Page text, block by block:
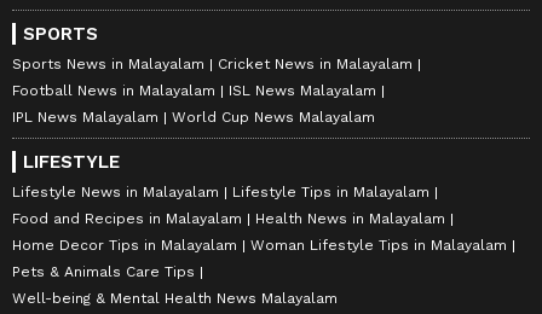
SPORTS
Sports News in Malayalam
Cricket News in Malayalam
Football News in Malayalam
ISL News Malayalam
IPL News Malayalam
World Cup News Malayalam
LIFESTYLE
Lifestyle News in Malayalam
Lifestyle Tips in Malayalam
Food and Recipes in Malayalam
Health News in Malayalam
Home Decor Tips in Malayalam
Woman Lifestyle Tips in Malayalam
Pets & Animals Care Tips
Well-being & Mental Health News Malayalam